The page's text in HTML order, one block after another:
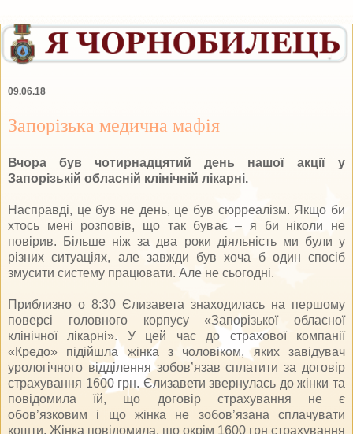
09.06.18
Запорізька медична мафія
Вчора був чотирнадцятий день нашої акції у
Запорізькій обласній клінічній лікарні.
Насправді, це був не день, це був сюрреалізм. Якщо би
хтось мені розповів, що так буває – я би ніколи не
повірив. Більше ніж за два роки діяльність ми були у
різних ситуаціях, але завжди був хоча б один спосіб
змусити систему працювати. Але не сьогодні.
Приблизно о 8:30 Єлизавета знаходилась на першому
поверсі головного корпусу «Запорізької обласної
клінічної лікарні». У цей час до страхової компанії
«Кредо» підійшла жінка з чоловіком, яких завідувач
урологічного відділення зобов’язав сплатити за договір
страхування 1600 грн. Єлизавети звернулась до жінки та
повідомила їй, що договір страхування не є
обов’язковим і що жінка не зобов’язана сплачувати
кошти. Жінка повідомила, що окрім 1600 грн страхування